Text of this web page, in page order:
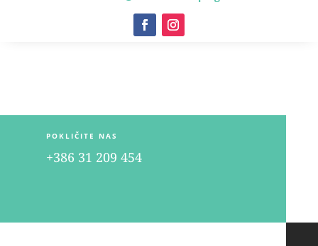
POKLIČITE NAS
+386 31 209 454